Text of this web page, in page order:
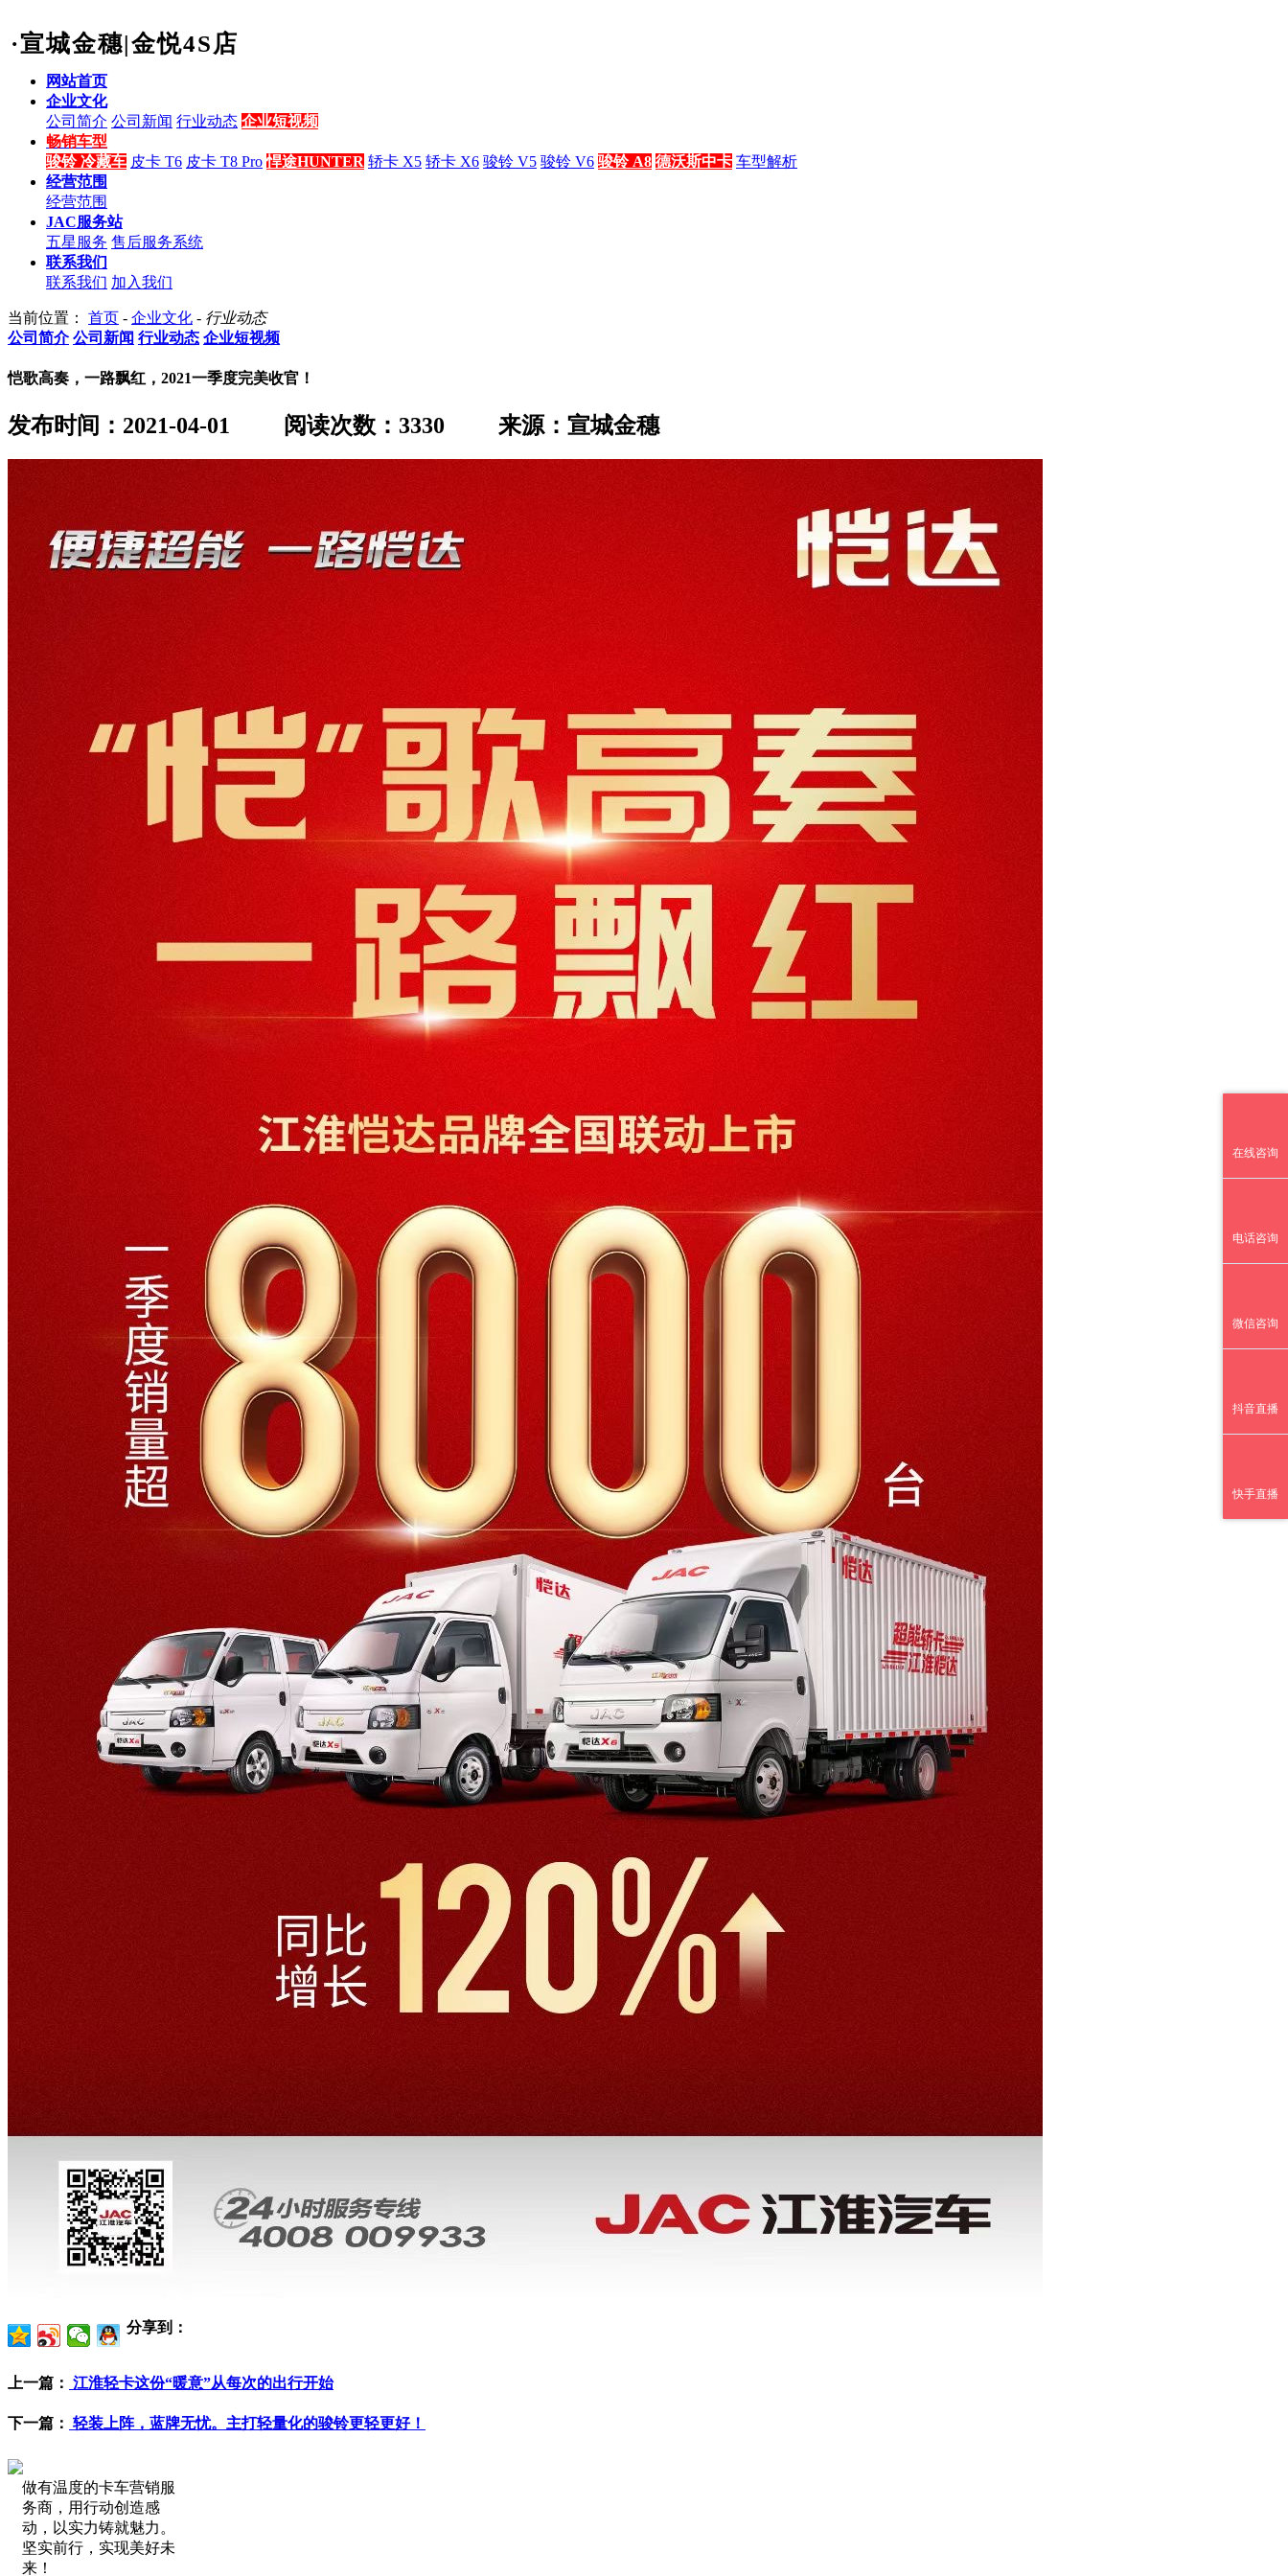
·宣城金穗|金悦4S店
网站首页
企业文化
公司简介 公司新闻 行业动态 企业短视频
畅销车型
骏铃 冷藏车 皮卡 T6 皮卡 T8 Pro 悍途HUNTER 轿卡 X5 轿卡 X6 骏铃 V5 骏铃 V6 骏铃 A8 德沃斯中卡 车型解析
经营范围
经营范围
JAC服务站
五星服务 售后服务系统
联系我们
联系我们 加入我们
当前位置： 首页 - 企业文化 - 行业动态
公司简介 公司新闻 行业动态 企业短视频
恺歌高奏，一路飘红，2021一季度完美收官！
发布时间：2021-04-01 阅读次数： 3330 来源：宣城金穗
分享到：
上一篇： 江淮轻卡这份“暖意”从每次的出行开始
下一篇： 轻装上阵，蓝牌无忧。主打轻量化的骏铃更轻更好！
在线咨询
电话咨询
微信咨询
抖音直播
快手直播
做有温度的卡车营销服
务商，用行动创造感
动，以实力铸就魅力。
坚实前行，实现美好未
来！